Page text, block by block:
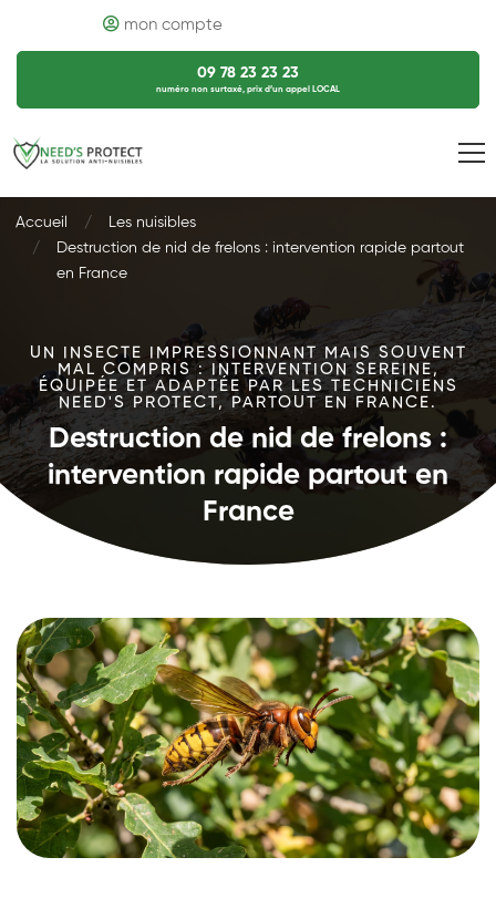
mon compte
09 78 23 23 23
numéro non surtaxé, prix d’un appel LOCAL
Accueil
Les nuisibles
Destruction de nid de frelons : intervention rapide partout
en France
UN INSECTE IMPRESSIONNANT MAIS SOUVENT
MAL COMPRIS : INTERVENTION SEREINE,
ÉQUIPÉE ET ADAPTÉE PAR LES TECHNICIENS
NEED'S PROTECT, PARTOUT EN FRANCE.
Destruction de nid de frelons :
intervention rapide partout en
France